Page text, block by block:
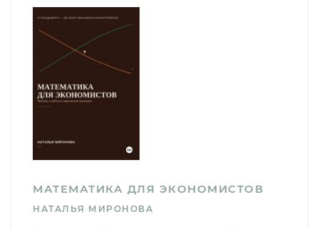
МАТЕМАТИКА ДЛЯ ЭКОНОМИСТОВ
НАТАЛЬЯ МИРОНОВА